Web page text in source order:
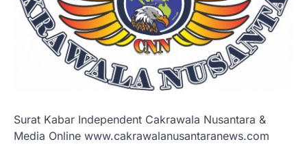
Surat Kabar Independent Cakrawala Nusantara &
Media Online www.cakrawalanusantaranews.com